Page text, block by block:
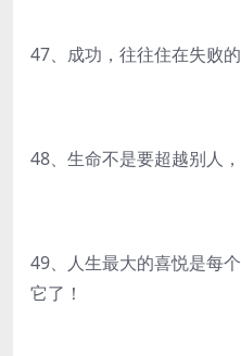
47、成功，往往住在失败的
48、生命不是要超越别人，
49、人生最大的喜悦是每
它了！